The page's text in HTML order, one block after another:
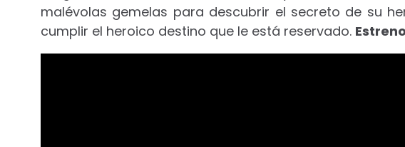
malévolas gemelas para descubrir el secreto de su
cumplir el heroico destino que le está reservado.